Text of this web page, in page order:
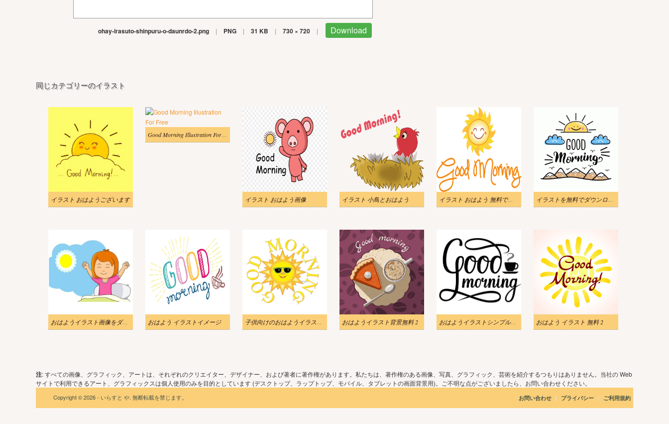
ohay-irasuto-shinpuru-o-daunrdo-2.png | PNG | 31 KB | 730 × 720 | Download
同じカテゴリーのイラスト
イラスト おはようございます
Good Morning Illustration For Free
イラスト おはよう画像 イラスト 小鳥とおはよう イラスト おはよう 無料でダウンロード イラストを無料でダウンロード おはようございます
おはようイラスト画像をダウンロード おはよう イラストイメージ 子供向けのおはようイラストをダウンロード おはようイラスト背景無料 2 おはようイラストシンプルをダウンロード 2 おはよう イラスト 無料 2
注: すべての画像、グラフィック、アートは、それぞれのクリエイター、デザイナー、および著者に著作権があります。私たちは、著作権のある画像、写真、グラフィック、芸術を紹介するつもりはありません。当社の Web
サイトで利用できるアート、グラフィックスは個人使用のみを目的としています (デスクトップ、ラップトップ、モバイル、タブレットの画面背景用)。ご不明な点がございましたら、お問い合わせください。
Copyright © 2026 - いらすと や. 無断転載を禁じます。 お問い合わせ | プライバシー | ご利用規約